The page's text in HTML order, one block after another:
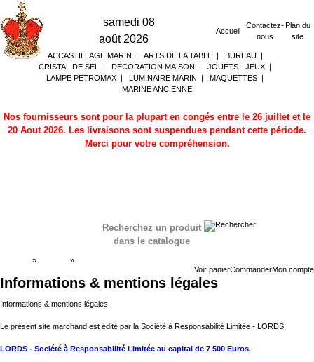
samedi 08
août 2026
Accueil
Contactez-
nous
Plan du
site
ACCASTILLAGE MARIN | ARTS DE LA TABLE| BUREAU|
CRISTAL DE SEL
| DECORATION MAISON | JOUETS - JEUX |
LAMPE PETROMAX | LUMINAIRE MARIN | MAQUETTES |
MARINE ANCIENNE
Nos fournisseurs sont pour la plupart en congés entre le 26 juillet et le
20 Aout 2026. Les livraisons sont suspendues pendant cette période.
Merci pour votre compréhension.
Recherchez un produit
dans le catalogue
Voir panierCommanderMon compte
» »
Informations & mentions légales
Informations & mentions légales
Le présent site marchand est édité par la Société à Responsabilité Limitée - LORDS.
LORDS - Société à Responsabilité Limitée au capital de 7 500 Euros.